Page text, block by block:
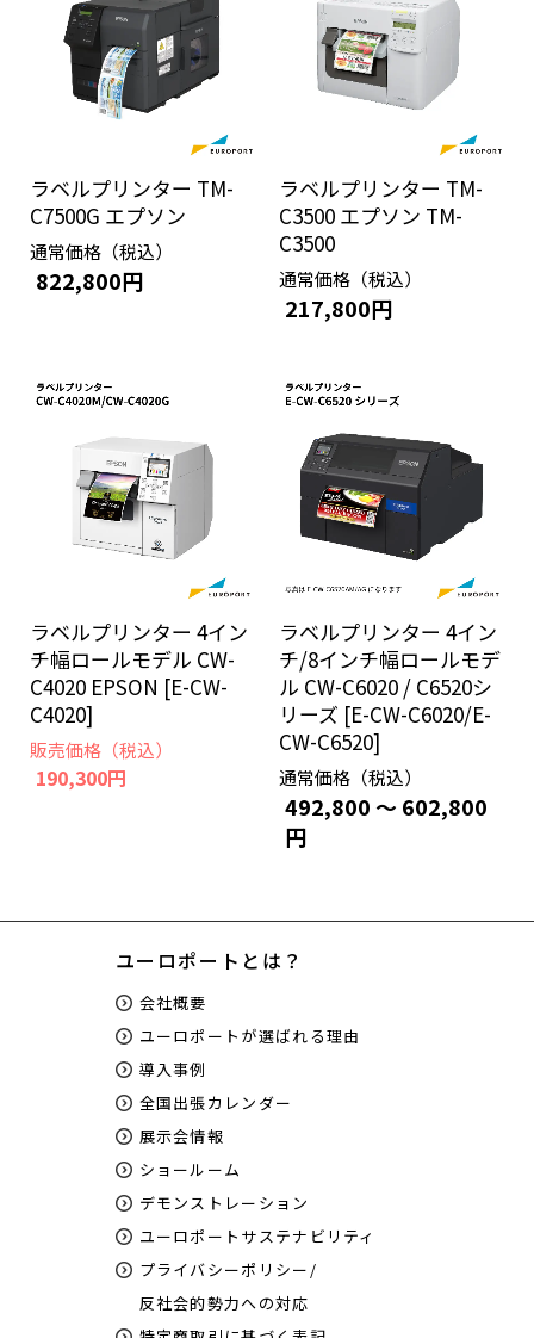
ラベルプリンター TM-
C7500G エプソン
通常価格（税込）
822,800円
ラベルプリンター TM-
C3500 エプソン TM-
C3500
通常価格（税込）
217,800円
ラベルプリンター 4イン
チ幅ロールモデル CW-
C4020 EPSON [E-CW-
C4020]
販売価格（税込）
190,300円
ラベルプリンター 4イン
チ/8インチ幅ロールモデ
ル CW-C6020 / C6520シ
リーズ [E-CW-C6020/E-
CW-C6520]
通常価格（税込）
492,800 ～ 602,800
円
ユーロポートとは？
会社概要
ユーロポートが選ばれる理由
導入事例
全国出張カレンダー
展示会情報
ショールーム
デモンストレーション
ユーロポートサステナビリティ
プライバシーポリシー/
反社会的勢力への対応